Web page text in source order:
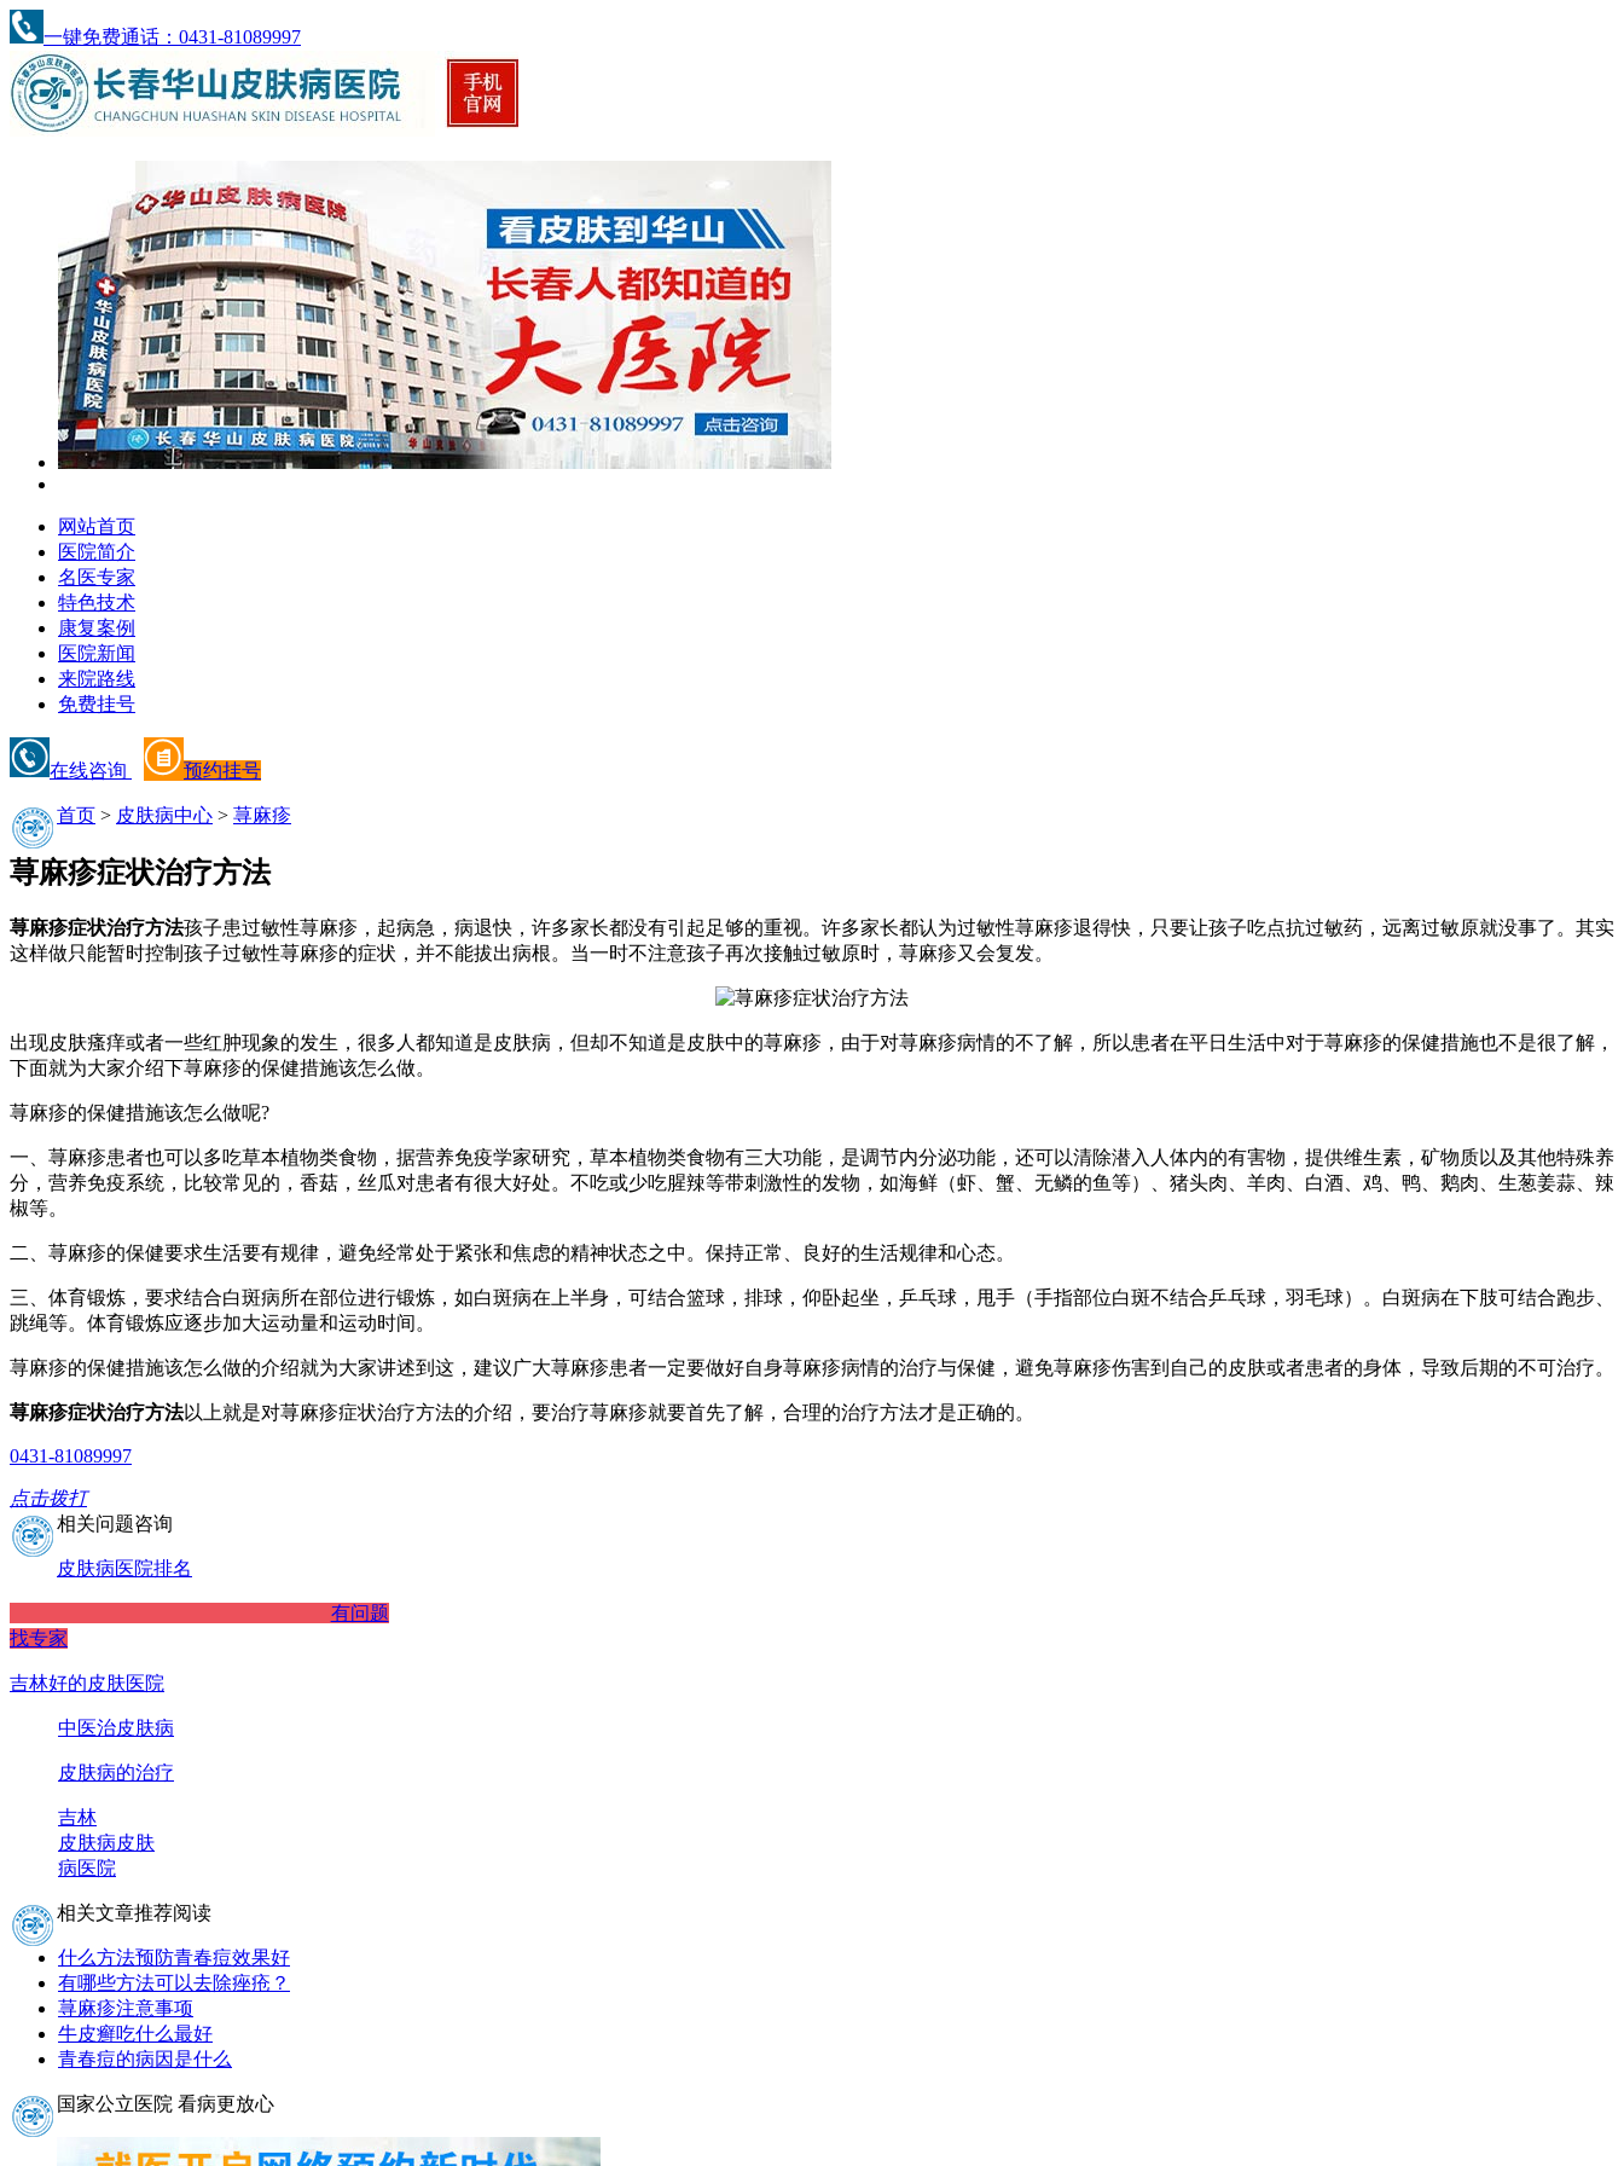
一键免费通话：0431-81089997
网站首页
医院简介
名医专家
特色技术
康复案例
医院新闻
来院路线
免费挂号
在线咨询 预约挂号
首页 > 皮肤病中心 > 荨麻疹
荨麻疹症状治疗方法
荨麻疹症状治疗方法孩子患过敏性荨麻疹，起病急，病退快，许多家长都没有引起足够的重视。许多家长都认为过敏性荨麻疹退得快，只要让孩子吃点抗过敏药，远离过敏原就没事了。其实
这样做只能暂时控制孩子过敏性荨麻疹的症状，并不能拔出病根。当一时不注意孩子再次接触过敏原时，荨麻疹又会复发。
出现皮肤瘙痒或者一些红肿现象的发生，很多人都知道是皮肤病，但却不知道是皮肤中的荨麻疹，由于对荨麻疹病情的不了解，所以患者在平日生活中对于荨麻疹的保健措施也不是很了解，
下面就为大家介绍下荨麻疹的保健措施该怎么做。
荨麻疹的保健措施该怎么做呢?
一、荨麻疹患者也可以多吃草本植物类食物，据营养免疫学家研究，草本植物类食物有三大功能，是调节内分泌功能，还可以清除潜入人体内的有害物，提供维生素，矿物质以及其他特殊养
分，营养免疫系统，比较常见的，香菇，丝瓜对患者有很大好处。不吃或少吃腥辣等带刺激性的发物，如海鲜（虾、蟹、无鳞的鱼等）、猪头肉、羊肉、白酒、鸡、鸭、鹅肉、生葱姜蒜、辣
椒等。
二、荨麻疹的保健要求生活要有规律，避免经常处于紧张和焦虑的精神状态之中。保持正常、良好的生活规律和心态。
三、体育锻炼，要求结合白斑病所在部位进行锻炼，如白斑病在上半身，可结合篮球，排球，仰卧起坐，乒乓球，甩手（手指部位白斑不结合乒乓球，羽毛球）。白斑病在下肢可结合跑步、
跳绳等。体育锻炼应逐步加大运动量和运动时间。
荨麻疹的保健措施该怎么做的介绍就为大家讲述到这，建议广大荨麻疹患者一定要做好自身荨麻疹病情的治疗与保健，避免荨麻疹伤害到自己的皮肤或者患者的身体，导致后期的不可治疗。
荨麻疹症状治疗方法以上就是对荨麻疹症状治疗方法的介绍，要治疗荨麻疹就要首先了解，合理的治疗方法才是正确的。
0431-81089997
点击拨打
相关问题咨询
皮肤病医院排名
有问题
找专家
吉林好的皮肤医院
中医治皮肤病
皮肤病的治疗
吉林
皮肤病皮肤
病医院
相关文章推荐阅读
什么方法预防青春痘效果好
有哪些方法可以去除痤疮？
荨麻疹注意事项
牛皮癣吃什么最好
青春痘的病因是什么
国家公立医院 看病更放心